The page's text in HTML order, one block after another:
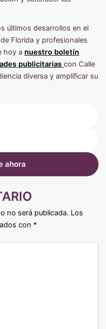
últimos desarrollos en el
Florida y profesionales
hoy a nuestro boletín
publicitarias con Calle
diversa y amplificar su
no será publicada. Los
con *